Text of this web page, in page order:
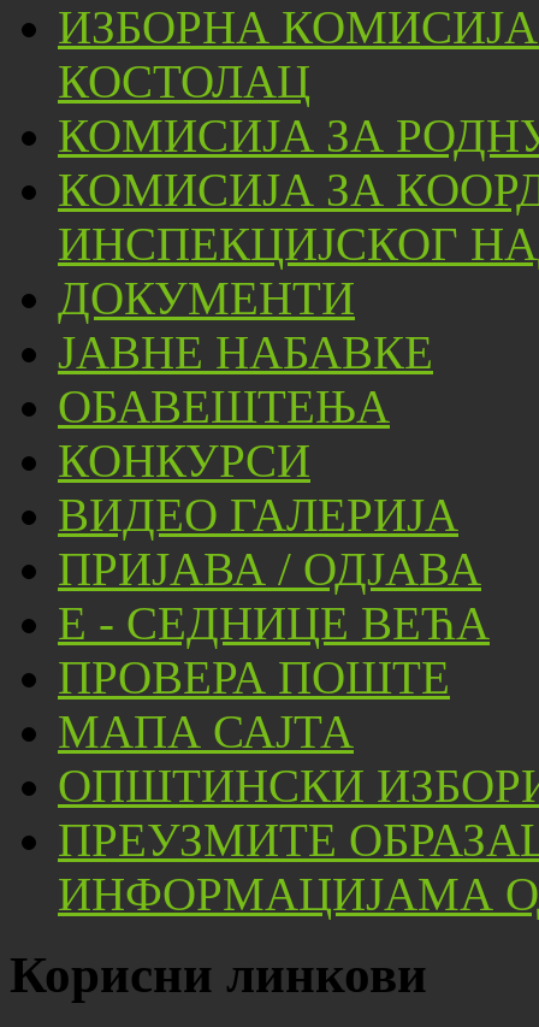
ИЗБОРНА
КОСТОЛАЦ
КОМИСИЈА ЗА
КОМИСИЈА ЗА
ИНСПЕКЦИЈСКОГ
ДОКУМЕНТИ
ЈАВНЕ НАБАВКЕ
ОБАВЕШТЕЊА
КОНКУРСИ
ВИДЕО ГАЛЕРИЈА
ПРИЈАВА / ОДЈАВА
Е - СЕДНИЦЕ ВЕЋА
ПРОВЕРА ПОШТЕ
МАПА САЈТА
ОПШТИНСКИ
ПРЕУЗМИТЕ
ИНФОРМАЦИЈАМА
Корисни линкови